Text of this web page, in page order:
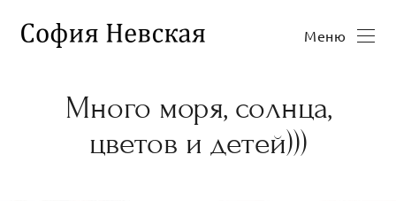
Меню
Много моря, солнца,
цветов и детей)))